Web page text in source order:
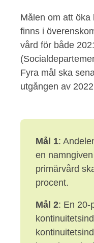
Målen om att öka
finns i
vård för både
Fyra mål ska
utgången av
Mål 1:
en
primärvård
procent.
Mål 2: En 20-